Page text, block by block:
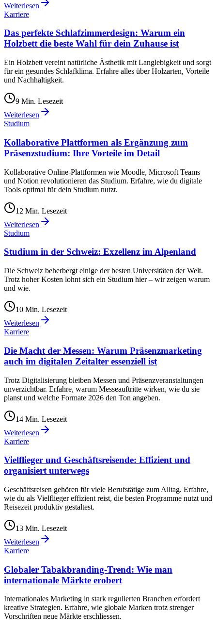
Weiterlesen
Karriere
Das perfekte Schlafzimmerdesign: Warum ein
Holzbett die beste Wahl für dein Zuhause ist
Ein Holzbett vereint natürliche Ästhetik mit Langlebigkeit und sorgt
für ein gesundes Schlafklima. Erfahre alles über Holzarten, Vorteile
und Nachhaltigkeit.
9 Min. Lesezeit
Weiterlesen
Studium
Kollaborative Plattformen als Ergänzung zum
Präsenzstudium: Ihre Vorteile im Detail
Kollaborative Online-Plattformen wie Moodle, Microsoft Teams
und Notion revolutionieren das Studium. Erfahre, wie du digitale
Tools optimal für dein Studium nutzt.
12 Min. Lesezeit
Weiterlesen
Studium
Studium in der Schweiz: Exzellenz im Alpenland
Die Schweiz beherbergt einige der besten Universitäten der Welt.
Trotz hoher Kosten lohnt sich ein Studium hier – wir zeigen warum
und wie.
10 Min. Lesezeit
Weiterlesen
Karriere
Die Macht der Messen: Warum Präsenzmarketing
auch im digitalen Zeitalter essenziell ist
Trotz Digitalisierung bleiben Messen und Präsenzveranstaltungen
unverzichtbar. Erfahre, warum Messeauftritte wirken, wie du sie
planst und welche Formate 2026 den Ton angeben.
14 Min. Lesezeit
Weiterlesen
Karriere
Vielflieger und Geschäftsreisende: Effizient und
organisiert unterwegs
Geschäftsreisen gehören für viele Berufstätige zum Alltag. Erfahre,
wie du als Vielflieger effizient reist, die besten Programme nutzt und
Reisezeit produktiv gestaltest.
13 Min. Lesezeit
Weiterlesen
Karriere
Globaler Tabakbranding-Trend: Wie man
internationale Märkte erobert
Internationales Marketing in stark regulierten Branchen erfordert
kreative Strategien. Erfahre, wie globale Marken trotz strenger
Vorschriften neue Märkte erschliessen.